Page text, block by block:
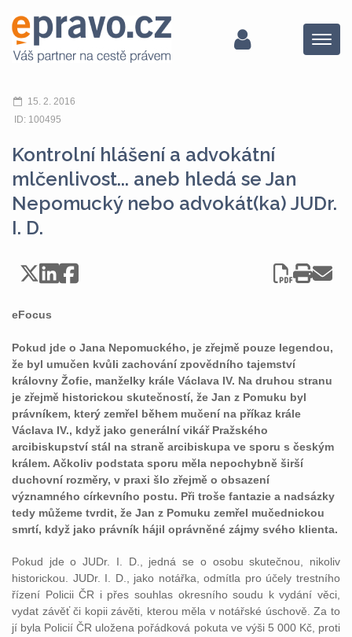
Menu
15. 2. 2016
ID: 100495
Kontrolní hlášení a advokátní
mlčenlivost... aneb hledá se Jan
Nepomucký nebo advokát(ka) JUDr.
I. D.
eFocus
Pokud jde o Jana Nepomuckého, je zřejmě pouze legendou,
že byl umučen kvůli zachování zpovědního tajemství
královny Žofie, manželky krále Václava IV. Na druhou stranu
je zřejmě historickou skutečností, že Jan z Pomuku byl
právníkem, který zemřel během mučení na příkaz krále
Václava IV., když jako generální vikář Pražského
arcibiskupství stál na straně arcibiskupa ve sporu s českým
králem. Ačkoliv podstata sporu měla nepochybně širší
duchovní rozměry, v praxi šlo zřejmě o obsazení
významného církevního postu. Při troše fantazie a nadsázky
tedy můžeme tvrdit, že Jan z Pomuku zemřel mučednickou
smrtí, když jako právník hájil oprávněné zájmy svého klienta.
Pokud jde o JUDr. I. D., jedná se o osobu skutečnou, nikoliv
historickou. JUDr. I. D., jako notářka, odmítla pro účely trestního
řízení Policii ČR i přes souhlas okresního soudu k vydání věci,
vydat závěť či kopii závěti, kterou měla v notářské úschově. Za to
jí byla Policií ČR uložena pořádková pokuta ve výši 5 000 Kč, proti